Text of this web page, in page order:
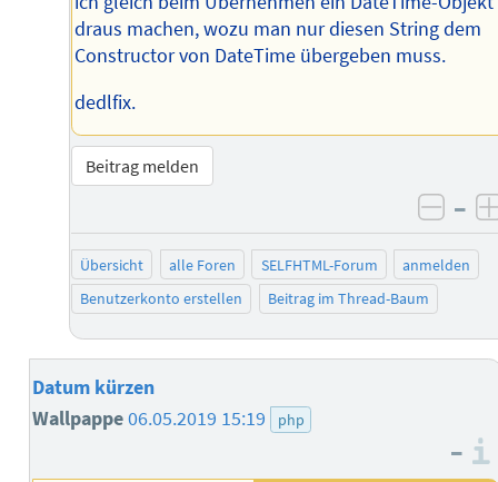
draus machen, wozu man nur diesen String dem
Constructor von DateTime übergeben muss.
dedlfix.
Beitrag melden
–
Übersicht alle Foren SELFHTML-Forum
anmelden
Benutzerkonto erstellen
Beitrag im Thread-Baum
Datum kürzen
Wallpappe06.05.2019 15:19 php
–